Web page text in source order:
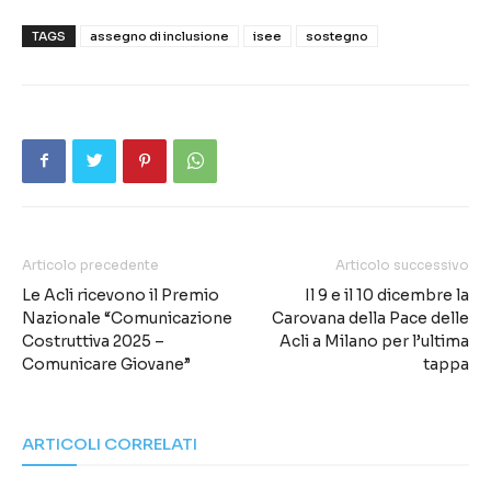
TAGS assegno di inclusione isee sostegno
Articolo precedente
Le Acli ricevono il Premio
Nazionale “Comunicazione
Costruttiva 2025 –
Comunicare Giovane”
Articolo successivo
Il 9 e il 10 dicembre la
Carovana della Pace delle
Acli a Milano per l’ultima
tappa
ARTICOLI CORRELATI